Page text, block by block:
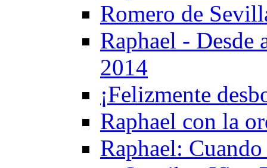
Romero de
Raphael - Desde
2014
¡Felizmente
Raphael con la
Raphael: